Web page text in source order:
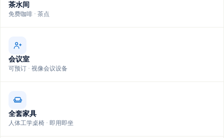
茶水间
免费咖啡 · 茶点
会议室
可预订 · 视像会议设备
全套家具
人体工学桌椅 · 即用即坐